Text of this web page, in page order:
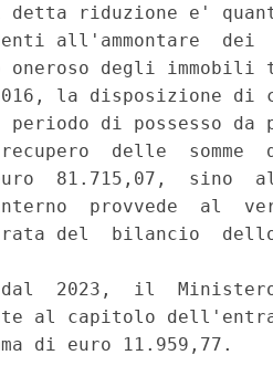
detta riduzione e'
all'ammontare
degli
la disposizione di
periodo di possesso
delle  somme
81.715,07,  sino
provvede  al
del  bilancio
2023,  il
al capitolo